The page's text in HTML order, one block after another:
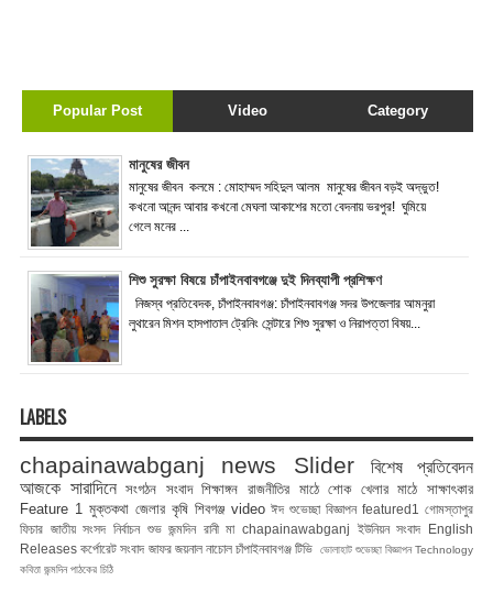
Popular Post Video Category
মানুষের জীবন
মানুষের জীবন কলমে : মোহাম্মদ সহিদুল আলম মানুষের জীবন বড়ই অদ্ভুত!
কখনো আনন্দ আবার কখনো মেঘলা আকাশের মতো বেদনায় ভরপুর! ঘুমিয়ে
গেলে মনের ...
শিশু সুরক্ষা বিষয়ে চাঁপাইনবাবগঞ্জে দুই দিনব্যাপী প্রশিক্ষণ
নিজস্ব প্রতিবেদক, চাঁপাইনবাবগঞ্জ: চাঁপাইনবাবগঞ্জ সদর উপজেলার আমনুরা
লুথারেন মিশন হাসপাতাল ট্রেনিং সেন্টারে শিশু সুরক্ষা ও নিরাপত্তা বিষয়...
LABELS
chapainawabganj news Slider
বিশেষ প্রতিবেদন
আজকে সারাদিনে সংগঠন সংবাদ শিক্ষাঙ্গন রাজনীতির মাঠে শোক খেলার মাঠে
সাক্ষাৎকার
Feature 1 মুক্তকথা জেলার কৃষি শিবগঞ্জ video ঈদ শুভেচ্ছা বিজ্ঞাপন featured1
গোমস্তাপুর
ফিচার জাতীয় সংসদ নির্বাচন শুভ জন্মদিন রানী মা chapainawabganj ইউনিয়ন সংবাদ
English
Releases কর্পোরেট সংবাদ জাফর জয়নাল নাচোল চাঁপাইনবাবগঞ্জ টিভি ভোলাহাট শুভেচ্ছা বিজ্ঞাপন Technology
কবিতা জন্মদিন পাঠকের চিঠি